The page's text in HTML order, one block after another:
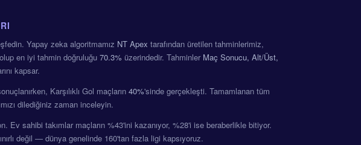
Yapay zeka algoritmamız NT Apex tarafından üretilen tahminlerimiz,
en iyi tahmin doğruluğu 70.3% üzerindedir. Tahminler Maç Sonucu, Alt/Üst,
kapsar.
Karşılıklı Gol maçların 40%'sinde gerçekleşti. Tamamlanan tüm
dilediğiniz zaman inceleyin.
Ev sahibi takımlar maçların %43'ini kazanıyor, %28'i ise beraberlikle bitiyor.
değil — dünya genelinde 160'tan fazla ligi kapsıyoruz.